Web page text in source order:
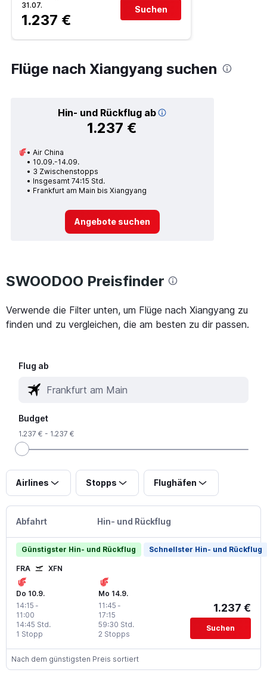
31.07.
1.237 €
Suchen
Flüge nach Xiangyang suchen
Hin- und Rückflug ab
1.237 €
Air China
10.09.-14.09.
3 Zwischenstopps
Insgesamt 74:15 Std.
Frankfurt am Main bis Xiangyang
Angebote suchen
SWOODOO Preisfinder
Verwende die Filter unten, um Flüge nach Xiangyang zu
finden und zu vergleichen, die am besten zu dir passen.
Flug ab
Budget
1.237 € - 1.237 €
Airlines Stopps Flughäfen
Abfahrt Hin- und Rückflug
Günstigster Hin- und Rückflug Schnellster Hin- und Rückflug
FRA XFN
Do 10.9.
14:15 -
11:00
1 Stopp
14:45 Std.
Mo 14.9.
11:45 -
17:15
2 Stopps
59:30 Std.
1.237 €
Suchen
Nach dem günstigsten Preis sortiert